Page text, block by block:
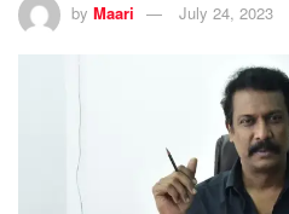
by Maari July 24, 2023